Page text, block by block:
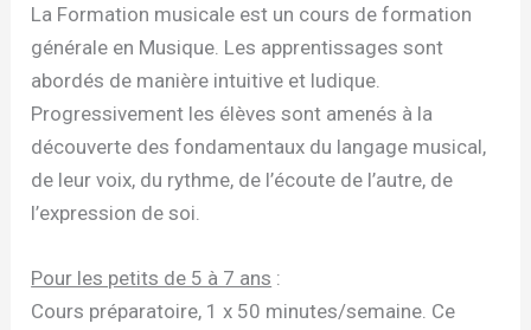
La Formation musicale est un cours de formation
générale en Musique. Les apprentissages sont
abordés de manière intuitive et ludique.
Progressivement les élèves sont amenés à la
découverte des fondamentaux du langage musical,
de leur voix, du rythme, de l’écoute de l’autre, de
l’expression de soi.
Pour les petits de 5 à 7 ans :
Cours préparatoire, 1 x 50 minutes/semaine. Ce